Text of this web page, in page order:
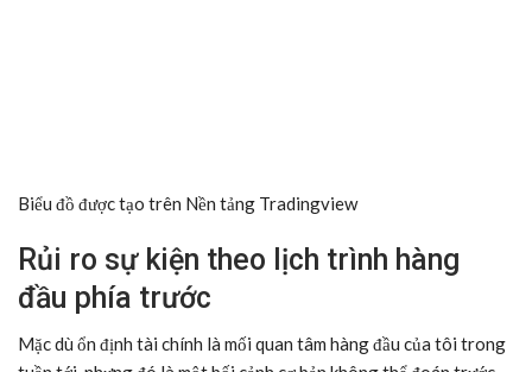
Biểu đồ được tạo trên Nền tảng Tradingview
Rủi ro sự kiện theo lịch trình hàng
đầu phía trước
Mặc dù ổn định tài chính là mối quan tâm hàng đầu của tôi trong